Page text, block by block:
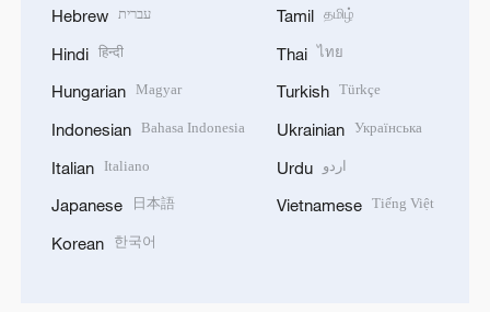
Hebrew עברית
Hindi हिन्दी
Hungarian Magyar
Indonesian Bahasa Indonesia
Italian Italiano
Japanese 日本語
Korean 한국어
Tamil தமிழ்
Thai ไทย
Turkish Türkçe
Ukrainian Українська
Urdu اردو
Vietnamese Tiếng Việt